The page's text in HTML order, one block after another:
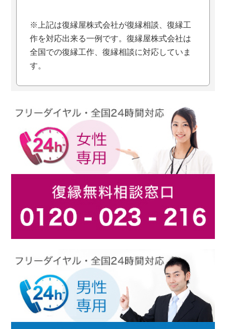
※上記は復縁屋株式会社が復縁相談、復縁工
作を対応出来る一例です。復縁屋株式会社は
全国での復縁工作、復縁相談に対応していま
す。